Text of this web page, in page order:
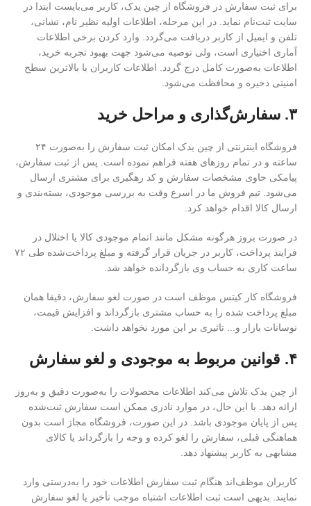
برای ثبت سفارش در فروشگاه از چین یدک، کاربر می‌بایست ابتدا در
سایت ثبت‌نام نماید. در این مرحله، اطلاعات اولیه نظیر نام، نشانی،
تلفن و ایمیل از کاربر دریافت می‌گردد. وارد کردن برخی اطلاعات
آماری اختیاری است، ولی توصیه می‌شود جهت بهبود تجربه خرید،
اطلاعات به‌صورت کامل درج گردد. اطلاعات کاربران با بالاترین سطح
امنیتی ذخیره و محافظت می‌شود.
۳. سفارش‌گذاری و مراحل خرید
فروشگاه اینترنتی از چین یدک امکان ثبت سفارش را به‌صورت ۲۴
ساعته و در تمام روزهای هفته فراهم نموده است. پس از ثبت سفارش،
پیامکی حاوی مشخصات سفارش و کد رهگیری برای مشتری ارسال
می‌شود. تیم فروش ما در اسرع وقت به بررسی موجودی، بسته‌بندی و
ارسال کالا اقدام خواهد کرد.
در صورت بروز هرگونه مشکل مانند اتمام موجودی کالا یا اختلال در
فرایند پرداخت، کاربر در جریان قرار گرفته و مبلغ پرداخت‌شده طی ۷۲
ساعت کاری به حساب وی بازگردانده خواهد شد.
فروشگاه کار کیتس موظف است در صورت لغو سفارش، دقیقا همان
مبلغ پرداخت شده را به حساب مشتری بازگرداند و افزایش قیمت،
نوسانات بازار و... تاثیری بر این مورد نخواهد داشت.
۴. قوانین مربوط به موجودی و لغو سفارش
از چین یدک تلاش می‌کند اطلاعات محصولات را به‌صورت دقیق و به‌روز
ارائه دهد. با این حال، در موارد نادری ممکن است سفارش ثبت‌شده
پس از پایان موجودی باشد. در این صورت، فروشگاه مجاز است بدون
هماهنگی قبلی، سفارش را لغو کرده و وجه را بازگرداند یا کالای
مشابهی به کاربر پیشنهاد دهد.
کاربران موظف‌اند هنگام ثبت سفارش اطلاعات خود را به‌درستی وارد
نمایند. بدیهی است ثبت اطلاعات اشتباه موجب تأخیر یا لغو سفارش